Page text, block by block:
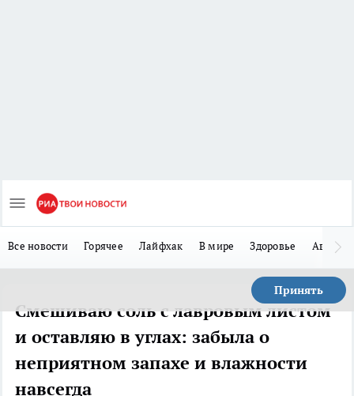
Все новости Горячее Лайфхак В мире Здоровье Авто
Принять
Смешиваю соль с лавровым листом
и оставляю в углах: забыла о
неприятном запахе и влажности
навсегда